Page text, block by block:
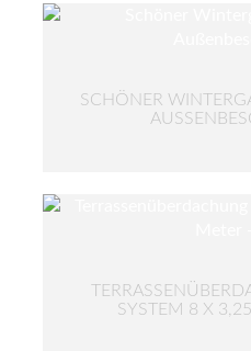
SCHÖNER
SYSTEM 8 X